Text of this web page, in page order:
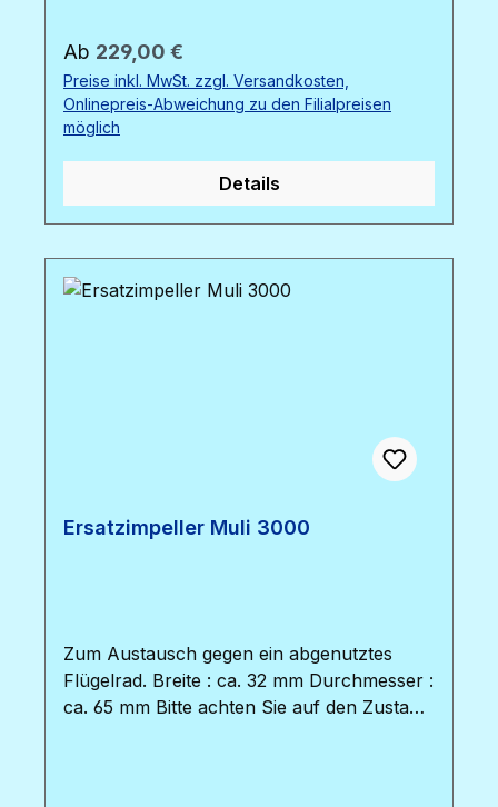
sie benötigen 2 Stück. Bild : von links nach
rechts : Ersatzimpeller Muli 22000 / 12000
/ 6000 / 3000
Regulärer Preis:
Ab 229,00 €
Preise inkl. MwSt. zzgl. Versandkosten,
Onlinepreis-Abweichung zu den Filialpreisen
möglich
Details
Ersatzimpeller Muli 3000
Zum Austausch gegen ein abgenutztes
Flügelrad. Breite : ca. 32 mm Durchmesser :
ca. 65 mm Bitte achten Sie auf den Zustand